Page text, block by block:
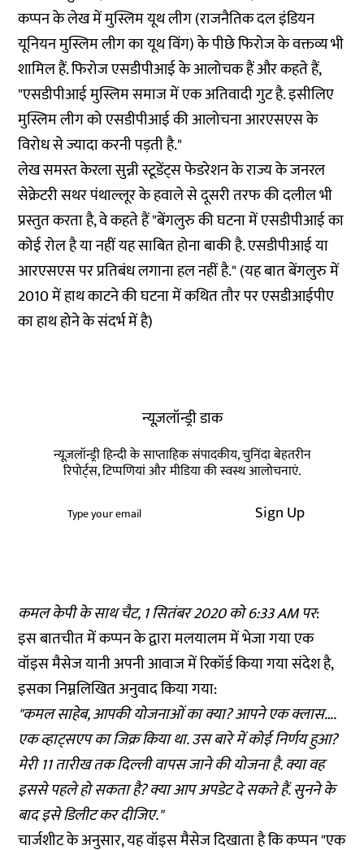
कप्पन के लेख में मुस्लिम यूथ लीग (राजनैतिक दल इंडियन
यूनियन मुस्लिम लीग का यूथ विंग) के पीछे फिरोज के वक्तव्य भी
शामिल हैं. फिरोज एसडीपीआई के आलोचक हैं और कहते हैं,
"एसडीपीआई मुस्लिम समाज में एक अतिवादी गुट है. इसीलिए
मुस्लिम लीग को एसडीपीआई की आलोचना आरएसएस के
विरोध से ज्यादा करनी पड़ती है."
लेख समस्त केरला सुन्नी स्टूडेंट्स फेडरेशन के राज्य के जनरल
सेक्रेटरी सथर पंथाल्लूर के हवाले से दूसरी तरफ की दलील भी
प्रस्तुत करता है, वे कहते हैं "बेंगलुरु की घटना में एसडीपीआई का
कोई रोल है या नहीं यह साबित होना बाकी है. एसडीपीआई या
आरएसएस पर प्रतिबंध लगाना हल नहीं है." (यह बात बेंगलुरु में
2010 में हाथ काटने की घटना में कथित तौर पर एसडीआईपीए
काहाथ होने के संदर्भमें है)
न्यूज़लॉन्ड्री डाक
न्यूज़लॉन्ड्री हिन्दी के साप्ताहिक संपादकीय, चुनिंदा बेहतरीन
रिपोर्ट्स, टिप्पणियां और मीडिया की स्वस्थ आलोचनाएं.
Sign Up
कमल केपी के साथ चैट, 1 सितंबर 2020 को 6:33 AM पर:
इस बातचीत में कप्पन के द्वारा मलयालम में भेजा गया एक
वॉइस मैसेज यानी अपनी आवाज में रिकॉर्ड किया गया संदेश है,
इसका निम्नलिखित अनुवाद किया गया:
"कमल साहेब, आपकी योजनाओं का क्या? आपने एक क्लास….
एक व्हाट्सएप का जिक्र किया था. उस बारे में कोई निर्णय हुआ?
मेरी 11 तारीख तक दिल्ली वापस जाने की योजना है. क्या वह
इससे पहले हो सकता है? क्या आप अपडेट दे सकते हैं. सुनने के
बाद इसे डिलीट कर दीजिए."
चार्जशीट के अनुसार, यह वॉइस मैसेज दिखाता है कि कप्पन "एक